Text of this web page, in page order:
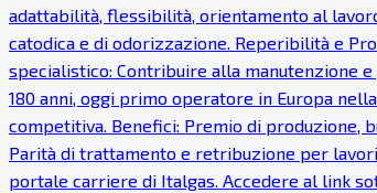
adattabilità, flessibilità, orientamento al
catodica e di odorizzazione. Reperibilità e
specialistico: Contribuire alla manutenzione
180 anni, oggi primo operatore in Europa
competitiva. Benefici: Premio di produzione,
Parità di trattamento e retribuzione per
portale carriere di Italgas. Accedere al link